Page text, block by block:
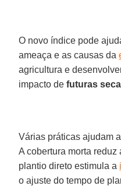
O novo índice pode
ameaça e as causas da
agricultura e
impacto defuturas
Várias práticas ajudam
A cobertura morta
plantio direto estimula a
o ajuste do tempo de